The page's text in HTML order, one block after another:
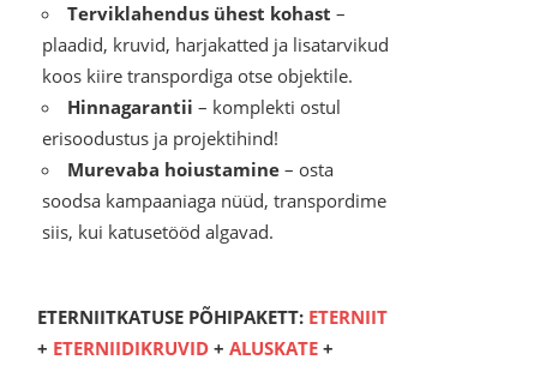
Terviklahendus ühest kohast –
plaadid, kruvid, harjakatted ja lisatarvikud
koos kiire transpordiga otse objektile.
Hinnagarantii – komplekti ostul
erisoodustus ja projektihind!
Murevaba hoiustamine – osta
soodsa kampaaniaga nüüd, transpordime
siis, kui katusetööd algavad.
ETERNIITKATUSE PÕHIPAKETT: ETERNIIT
+ ETERNIIDIKRUVID+ ALUSKATE+